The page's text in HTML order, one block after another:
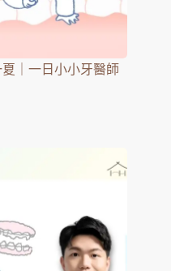
｜一日小小牙醫師